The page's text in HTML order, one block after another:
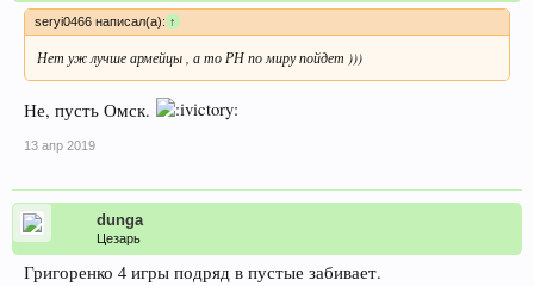
seryi0466 написал(а):↑
Нет уж лучше армейцы , а то РН по миру пойдет )))
Не, пусть Омск.
13 апр 2019
dunga
Цезарь
Григоренко 4 игры подряд в пустые забивает.